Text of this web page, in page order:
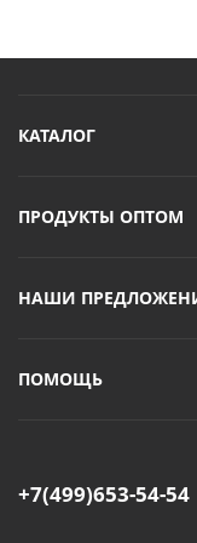
КАТАЛОГ
ПРОДУКТЫ ОПТОМ
НАШИ
ПОМОЩЬ
+7(499)653-54-54